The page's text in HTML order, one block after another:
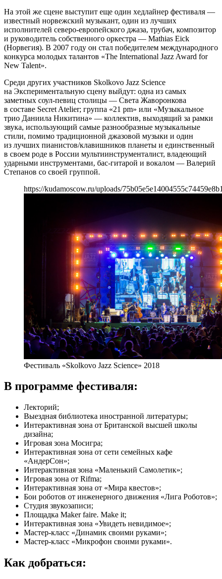
На этой же сцене выступит еще один хедлайнер фестиваля —
известный норвежский музыкант, один из лучших
исполнителей северо-европейского джаза, трубач, композитор
и руководитель собственного оркестра — Mathias Eick
(Норвегия). В 2007 году он стал победителем международного
конкурса молодых талантов «The International Jazz Award for
New Talent».
Среди других участников Skolkovo Jazz Science
на Экспериментальную сцену выйдут: одна из самых
заметных соул-певиц столицы — Света Жаворонкова
в составе Secret Atelier; группа «21 pm» или «Музыкальное
трио Даниила Никитина» — коллектив, выходящий за рамки
звука, использующий самые разнообразные музыкальные
стили, помимо традиционной джазовой музыки и один
из лучших пианистов/клавишников планеты и единственный
в своем роде в России мультиинструменталист, владеющий
ударными инструментами, бас-гитарой и вокалом — Валерий
Степанов со своей группой.
https://kudamoscow.ru/uploads/
Фестиваль «Skolkovo Jazz Science» 2018
В программе фестиваля:
Лекторий;
Выездная библиотека иностранной литературы;
Интерактивная зона от Британской высшей школы
дизайна;
Игровая зона Мосигра;
Интерактивная зона от сети семейных кафе
«АндерСон»;
Интерактивная зона «Маленький Самолетик»;
Игровая зона от Rifma;
Интерактивная зона от «Мира квестов»;
Бои роботов от инженерного движения «Лига Роботов»;
Студия звукозаписи;
Площадка Maker faire. Make it;
Интерактивная зона «Увидеть невидимое»;
Мастер-класс «Динамик своими руками»;
Мастер-класс «Микрофон своими руками».
Как добраться: